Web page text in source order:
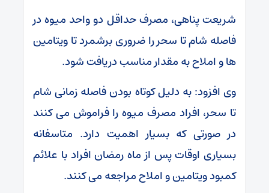
شریعت پناهی، مصرف حداقل دو واحد میوه در
فاصله شام تا سحر را ضروری برشمرد تا ویتامین
ها و املاح به مقدار مناسب دریافت شود.
وی افزود: به دلیل کوتاه بودن فاصله زمانی شام
تا سحر، افراد مصرف میوه را فراموش می کنند
در صورتی که بسیار اهمیت دارد. متاسفانه
بسیاری اوقات پس از ماه رمضان افراد با علائم
کمبود ویتامین و املاح مراجعه می کنند.